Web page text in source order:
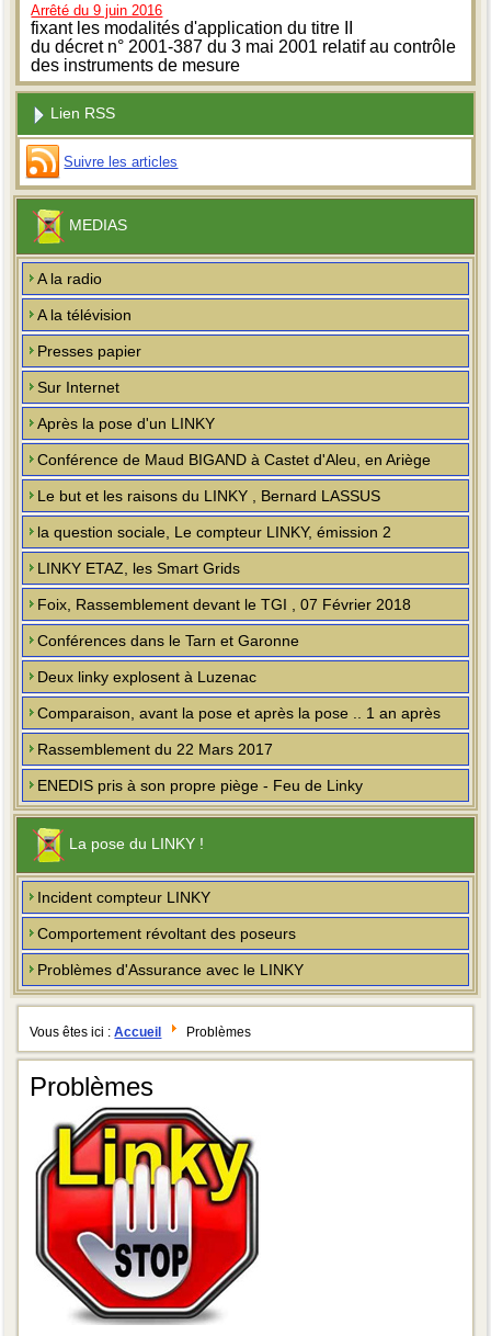
Arrêté du 9 juin 2016
fixant les modalités d'application du titre II
du décret n° 2001-387 du 3 mai 2001 relatif au contrôle
des instruments de mesure
Lien RSS
Suivre les articles
MEDIAS
A la radio
A la télévision
Presses papier
Sur Internet
Après la pose d'un LINKY
Conférence de Maud BIGAND à Castet d'Aleu, en Ariège
Le but et les raisons du LINKY , Bernard LASSUS
la question sociale, Le compteur LINKY, émission 2
LINKY ETAZ, les Smart Grids
Foix, Rassemblement devant le TGI , 07 Février 2018
Conférences dans le Tarn et Garonne
Deux linky explosent à Luzenac
Comparaison, avant la pose et après la pose .. 1 an après
Rassemblement du 22 Mars 2017
ENEDIS pris à son propre piège - Feu de Linky
La pose du LINKY !
Incident compteur LINKY
Comportement révoltant des poseurs
Problèmes d'Assurance avec le LINKY
Vous êtes ici :Accueil Problèmes
Problèmes